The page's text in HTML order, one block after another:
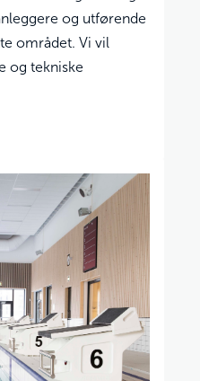
og utførende
området. Vi vil
og tekniske